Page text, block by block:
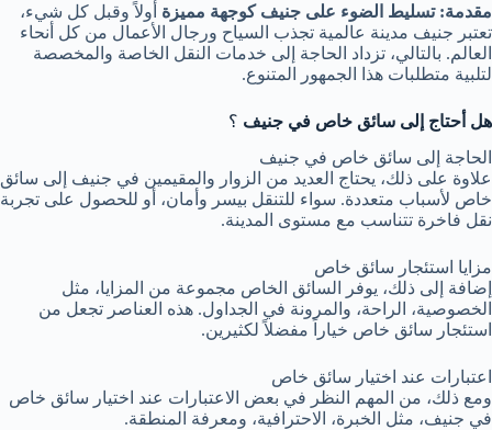
مقدمة: تسليط الضوء على جنيف كوجهة مميزة أولاً وقبل كل شيء،
تعتبر جنيف مدينة عالمية تجذب السياح ورجال الأعمال من كل أنحاء
العالم. بالتالي، تزداد الحاجة إلى خدمات النقل الخاصة والمخصصة
لتلبية متطلبات هذا الجمهور المتنوع.
هل أحتاج إلى سائق خاص في جنيف ؟
الحاجة إلى سائق خاص في جنيف
علاوة على ذلك، يحتاج العديد من الزوار والمقيمين في جنيف إلى سائق
خاص لأسباب متعددة. سواء للتنقل بيسر وأمان، أو للحصول على تجربة
نقل فاخرة تتناسب مع مستوى المدينة.
مزايا استئجار سائق خاص
إضافة إلى ذلك، يوفر السائق الخاص مجموعة من المزايا، مثل
الخصوصية، الراحة، والمرونة في الجداول. هذه العناصر تجعل من
استئجار سائق خاص خياراً مفضلاً لكثيرين.
اعتبارات عند اختيار سائق خاص
ومع ذلك، من المهم النظر في بعض الاعتبارات عند اختيار سائق خاص
في جنيف، مثل الخبرة، الاحترافية، ومعرفة المنطقة.